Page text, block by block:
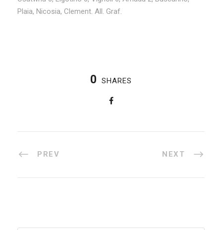
Plaia, Nicosia, Clement. All. Graf.
0 SHARES
PREV NEXT